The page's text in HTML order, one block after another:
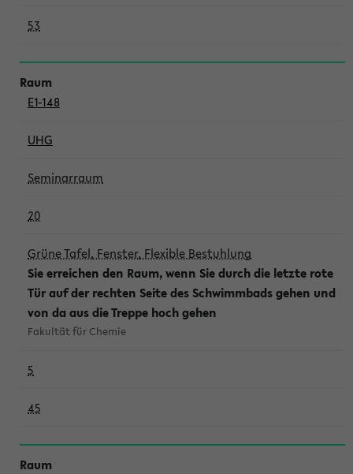
53
E1-148
UHG
Seminarraum
20
Grüne Tafel, Fenster, Flexible Bestuhlung
Sie erreichen den Raum, wenn Sie durch die letzte rote
Tür auf der rechten Seite des Schwimmbads gehen und
von da aus die Treppe hoch gehen
Fakultät für Chemie
5
45